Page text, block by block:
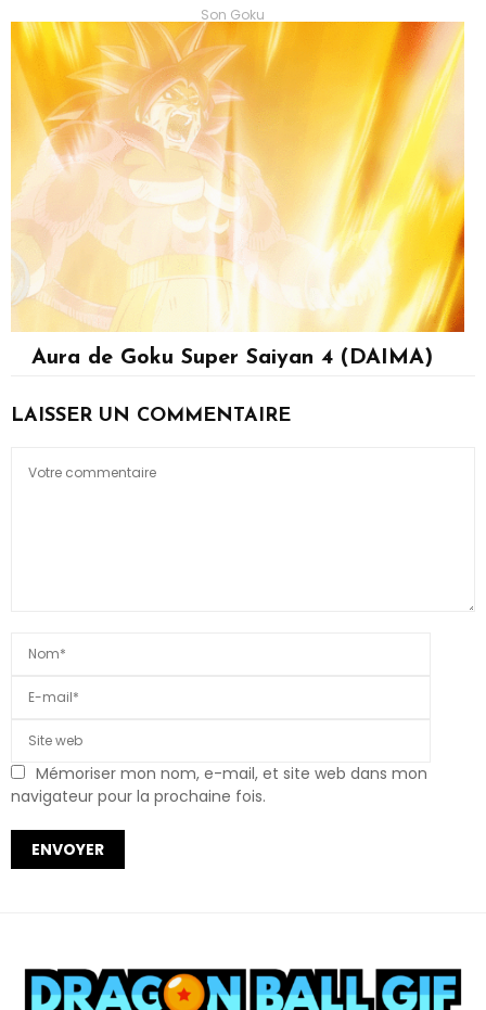
Son Goku
Aura de Goku Super Saiyan 4 (DAIMA)
LAISSER UN COMMENTAIRE
Mémoriser mon nom, e-mail, et site web dans mon
navigateur pour la prochaine fois.